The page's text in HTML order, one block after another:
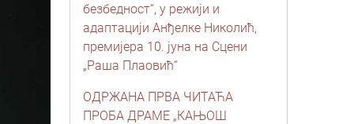
безбедност“, у режији и
адаптацији Анђелке Николић,
премијера 10. јуна на Сцени
„Раша Плаовић“
ОДРЖАНА ПРВА ЧИТАЋА
ПРОБА ДРАМЕ „КАЊОШ